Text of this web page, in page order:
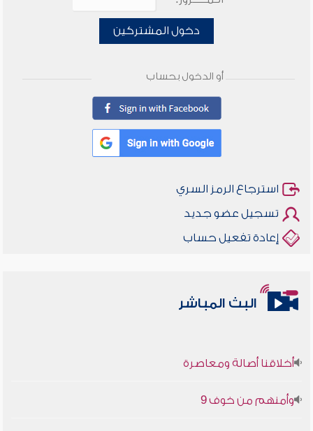
دخول المشتركين
أو الدخول بحساب
استرجاع الرمز السري
تسجيل عضو جديد
إعادة تفعيل حساب
البث المباشر
أخلاقنا أصالة ومعاصرة
وأمنهم من خوف 9